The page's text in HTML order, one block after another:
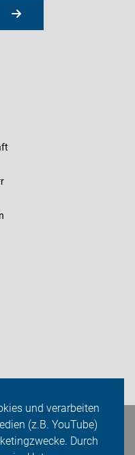
und verarbeiten
(z.B. YouTube)
Durch